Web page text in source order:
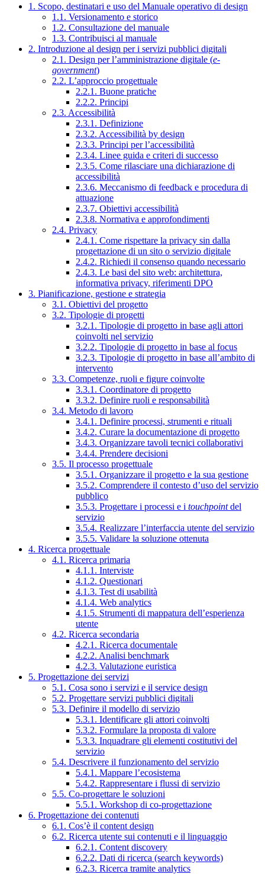
1. Scopo, destinatari e uso del Manuale operativo di design
1.1. Versionamento e storico
1.2. Consultazione del manuale
1.3. Contribuisci al manuale
2. Introduzione al design per i servizi pubblici digitali
2.1. Design per l’amministrazione digitale (e-
government)
2.2. L’approccio progettuale
2.2.1. Buone pratiche
2.2.2. Principi
2.3. Accessibilità
2.3.1. Definizione
2.3.2. Accessibilità by design
2.3.3. Principi per l’accessibilità
2.3.4. Linee guida e criteri di successo
2.3.5. Come rilasciare una dichiarazione di
accessibilità
2.3.6. Meccanismo di feedback e procedura di
attuazione
2.3.7. Obiettivi accessibilità
2.3.8. Normativa e approfondimenti
2.4. Privacy
2.4.1. Come rispettare la privacy sin dalla
progettazione di un sito o servizio digitale
2.4.2. Richiedi il consenso quando necessario
2.4.3. Le basi del sito web: architettura,
informativa privacy, riferimenti DPO
3. Pianificazione, gestione e strategia
3.1. Obiettivi del progetto
3.2. Tipologie di progetti
3.2.1. Tipologie di progetto in base agli attori
coinvolti nel servizio
3.2.2. Tipologie di progetto in base al focus
3.2.3. Tipologie di progetto in base all’ambito di
intervento
3.3. Competenze, ruoli e figure coinvolte
3.3.1. Coordinatore di progetto
3.3.2. Definire ruoli e responsabilità
3.4. Metodo di lavoro
3.4.1. Definire processi, strumenti e rituali
3.4.2. Curare la documentazione di progetto
3.4.3. Organizzare tavoli tecnici collaborativi
3.4.4. Prendere decisioni
3.5. Il processo progettuale
3.5.1. Organizzare il progetto e la sua gestione
3.5.2. Comprendere il contesto d’uso del servizio
pubblico
3.5.3. Progettare i processi e i touchpointdel
servizio
3.5.4. Realizzare l’interfaccia utente del servizio
3.5.5. Validare la soluzione ottenuta
4. Ricerca progettuale
4.1. Ricerca primaria
4.1.1. Interviste
4.1.2. Questionari
4.1.3. Test di usabilità
4.1.4. Web analytics
4.1.5. Strumenti di mappatura dell’esperienza
utente
4.2. Ricerca secondaria
4.2.1. Ricerca documentale
4.2.2. Analisi benchmark
4.2.3. Valutazione euristica
5. Progettazione dei servizi
5.1. Cosa sono i servizi e il service design
5.2. Progettare servizi pubblici digitali
5.3. Definire il modello di servizio
5.3.1. Identificare gli attori coinvolti
5.3.2. Formulare la proposta di valore
5.3.3. Inquadrare gli elementi costitutivi del
servizio
5.4. Descrivere il funzionamento del servizio
5.4.1. Mappare l’ecosistema
5.4.2. Rappresentare i flussi di servizio
5.5. Co-progettare le soluzioni
5.5.1. Workshop di co-progettazione
6. Progettazione dei contenuti
6.1. Cos’è il content design
6.2. Ricerca utente sui contenuti e il linguaggio
6.2.1. Content discovery
6.2.2. Dati di ricerca (search keywords)
6.2.3. Ricerca tramite analytics